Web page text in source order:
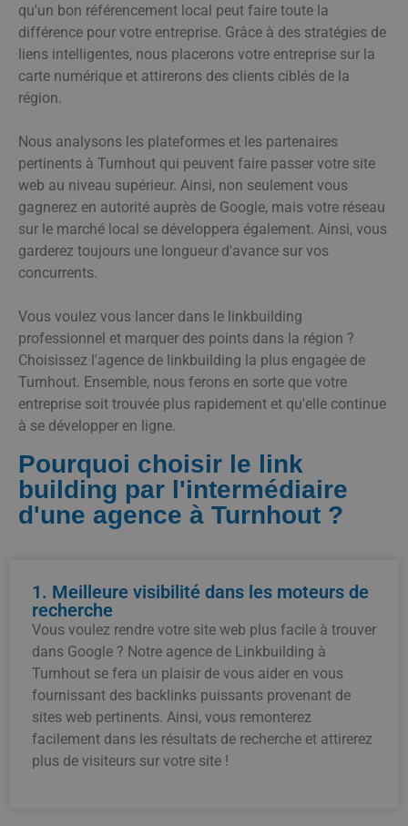
qu'un bon référencement local peut faire toute la
différence pour votre entreprise. Grâce à des stratégies de
liens intelligentes, nous placerons votre entreprise sur la
carte numérique et attirerons des clients ciblés de la
région.
Nous analysons les plateformes et les partenaires
pertinents à Turnhout qui peuvent faire passer votre site
web au niveau supérieur. Ainsi, non seulement vous
gagnerez en autorité auprès de Google, mais votre réseau
sur le marché local se développera également. Ainsi, vous
garderez toujours une longueur d'avance sur vos
concurrents.
Vous voulez vous lancer dans le linkbuilding
professionnel et marquer des points dans la région ?
Choisissez l'agence de linkbuilding la plus engagée de
Turnhout. Ensemble, nous ferons en sorte que votre
entreprise soit trouvée plus rapidement et qu'elle continue
à se développer en ligne.
Pourquoi choisir le link
building par l'intermédiaire
d'une agence à Turnhout ?
1. Meilleure visibilité dans les moteurs de
recherche
Vous voulez rendre votre site web plus facile à trouver
dans Google ? Notre agence de Linkbuilding à
Turnhout se fera un plaisir de vous aider en vous
fournissant des backlinks puissants provenant de
sites web pertinents. Ainsi, vous remonterez
facilement dans les résultats de recherche et attirerez
plus de visiteurs sur votre site !